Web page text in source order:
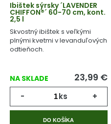
Ibištek sýrsky ´LAVENDER
CHIFFON®´ 60-70 cm, kont.
2,5 l
Skvostný ibištek s veľkými
plnými kvetmi v levanduľových
odtieňoch.
NA SKLADE 23,99 €
- ks +
DO KOŠÍKA